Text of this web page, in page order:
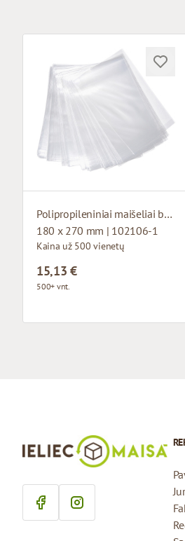
Polipropileniniai maišeliai be dugno pagrindo
180 x 270 mm | 102106-1
Kaina už 500 vienetų
15,13 €
500+ vnt.